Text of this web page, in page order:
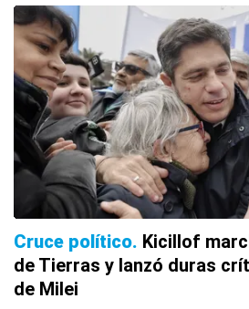
Cruce político Kicillof
de Tierras y lanzó duras
de Milei